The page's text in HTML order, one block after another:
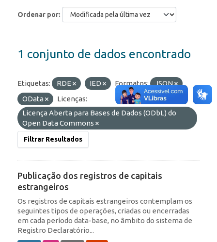
Ordenar por
1 conjunto de dados encontrado
Etiquetas: RDE IED Formatos:
JSON
OData
Licenças:
Licença Aberta para Bases de Dados (ODbL) do
Open Data Commons
Filtrar Resultados
Publicação dos registros de capitais
estrangeiros
Os registros de capitais estrangeiros contemplam os
seguintes tipos de operações, criadas ou encerradas
em cada período data-base, no âmbito do sistema de
Registro Declaratório...